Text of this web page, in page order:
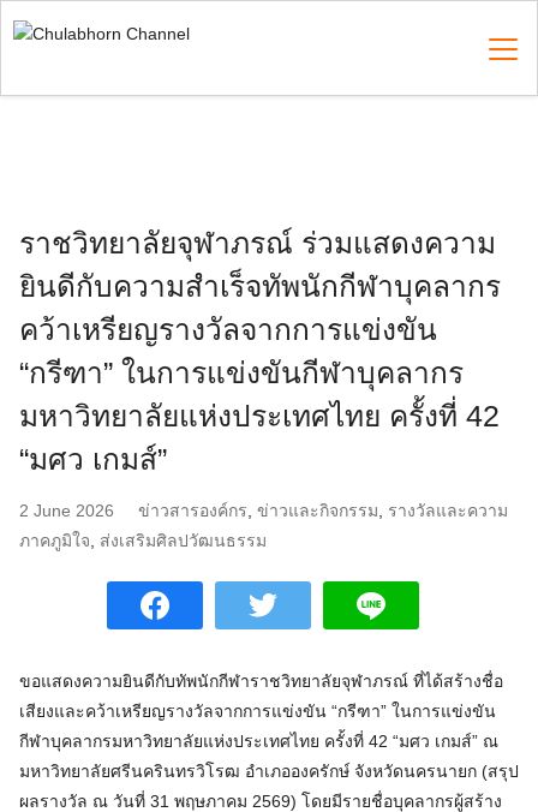
to
ราชวิทยาลัยจุฬาภรณ์ ร่วมแสดงความ
ยินดีกับความสำเร็จทัพนักกีฬาบุคลากร
คว้าเหรียญรางวัลจากการแข่งขัน
“กรีฑา” ในการแข่งขันกีฬาบุคลากร
มหาวิทยาลัยแห่งประเทศไทย ครั้งที่ 42
“มศว เกมส์”
2 June 2026 ข่าวสารองค์กร ข่าวและกิจกรรม
รางวัลและความ
ภาคภูมิใจ
ส่งเสริมศิลปวัฒนธรรม
ขอแสดงความยินดีกับทัพนักกีฬาราชวิทยาลัยจุฬาภรณ์ ที่ได้สร้างชื่อ
เสียงและคว้าเหรียญรางวัลจากการแข่งขัน “กรีฑา” ในการแข่งขัน
กีฬาบุคลากรมหาวิทยาลัยแห่งประเทศไทย ครั้งที่ 42 “มศว เกมส์” ณ
มหาวิทยาลัยศรีนครินทรวิโรฒ อำเภอองครักษ์ จังหวัดนครนายก (สรุป
ผลรางวัล ณ วันที่ 31 พฤษภาคม 2569) โดยมีรายชื่อบุคลากรผู้สร้าง